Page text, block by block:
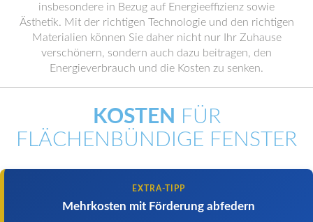
insbesondere in Bezug auf Energieeffizienz sowie
Ästhetik. Mit der richtigen Technologie und den richtigen
Materialien können Sie daher nicht nur Ihr Zuhause
verschönern, sondern auch dazu beitragen, den
Energieverbrauch und die Kosten zu senken.
KOSTEN FÜR
FLÄCHENBÜNDIGE FENSTER
EXTRA-TIPP
Mehrkosten mit Förderung abfedern